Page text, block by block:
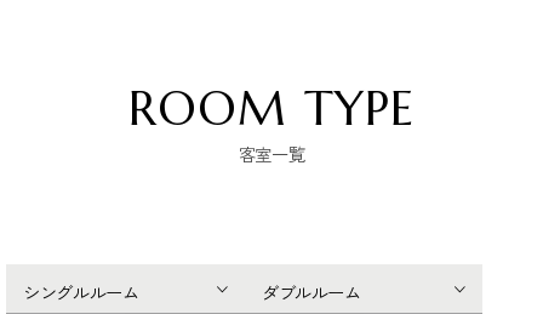
ROOM TYPE
客室一覧
シングルルーム
ダブルルーム